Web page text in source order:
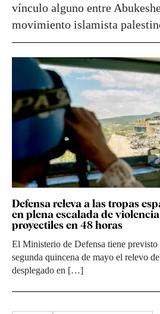
vínculo alguno entre
movimiento islamista
Defensa releva a las tropas
en plena escalada de
proyectiles en 48 horas
El Ministerio de Defensa tiene
segunda quincena de mayo el relevo
desplegado en […]